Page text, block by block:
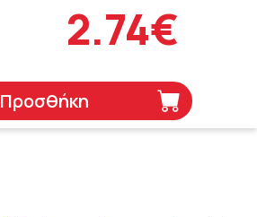
2.74€
Προσθήκη